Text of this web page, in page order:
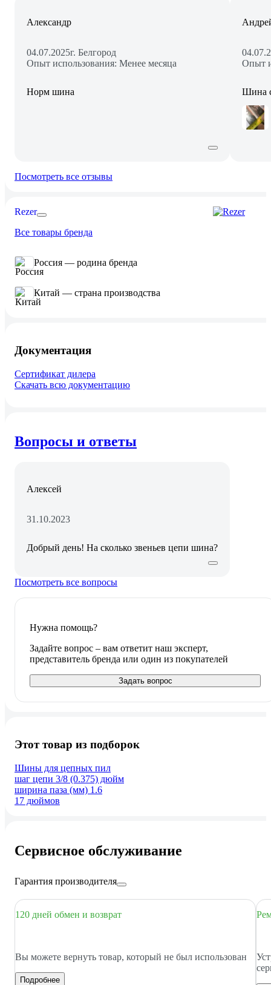
Александр
04.07.2025г. Белгород
Опыт использования: Менее месяца
Норм шина
Опыт
Шина
Посмотреть все отзывы
Rezer
Все товары бренда
Россия — родина бренда
Китай — страна производства
Документация
Сертификат дилера
Скачать всю документацию
Вопросы и ответы
Алексей
31.10.2023
Добрый день! На сколько звеньев цепи шина?
Посмотреть все вопросы
Нужна помощь?
Задайте вопрос – вам ответит наш эксперт,
представитель бренда или один из покупателей
Задать вопрос
Этот товар из подборок
Шины для цепных пил
шаг цепи 3/8 (0.375) дюйм
ширина паза (мм) 1.6
17 дюймов
Сервисное обслуживание
Гарантия производителя
120 дней обмен и возврат
Вы можете вернуть товар, который не был использован
Подробнее